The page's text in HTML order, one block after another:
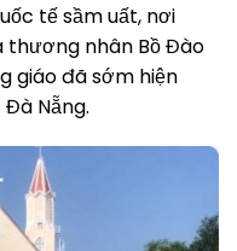
tế sầm uất, nơi
thương nhân Bồ Đào
giáo đã sớm hiện
Nẵng.